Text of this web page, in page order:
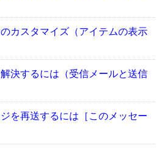
カスタマイズ（アイテムの表示
決するには（受信メールと送信
を再送するには［このメッセー